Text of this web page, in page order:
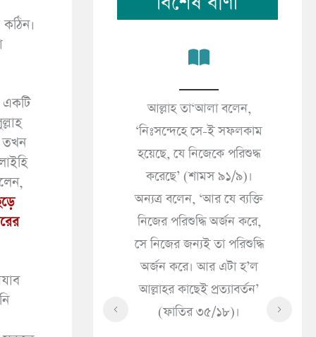
একটি
তখন
জীবনই প্রকৃত
(আনকাবূত ২৯/৬৪)।
দুনিয়ার জীবন শুধু
মাত্র’ (ইমরান
৩/১৮৫)।
আল্লাহ তা‘আলা বলেন,
‘নিঃসন্দেহে সে-ই সফলকাম
হয়েছে, যে নিজেকে পরিশুদ্ধ
করেছে’ (শামস ৯১/৯)।
অন্যত্র বলেন, ‘আর যে ব্যক্তি
নিজের পরিশুদ্ধি অর্জন করে,
সে নিজের জন্যই তা পরিশুদ্ধি
অর্জন করে। আর এটা হ’ল
আল্লাহর কাছেই প্রত্যাবর্তন’
(ফাতির ৩৫/১৮)।